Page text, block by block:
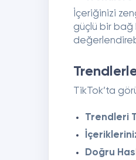
İçeriğinizi
güçlü bir bağ
TikTok’ta
Trendleri
Doğru